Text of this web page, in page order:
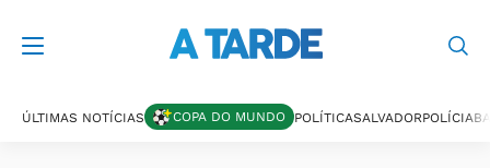
ÚLTIMAS NOTÍCIAS COPA DO MUNDO POLÍTICASALVADORPOLÍCIA